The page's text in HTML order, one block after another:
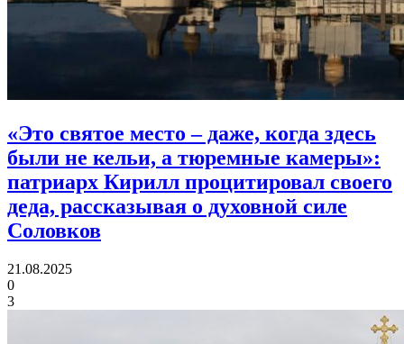
«Это святое место – даже, когда здесь
были не кельи, а тюремные камеры»:
патриарх Кирилл процитировал своего
деда, рассказывая о духовной силе
Соловков
21.08.2025
0
3